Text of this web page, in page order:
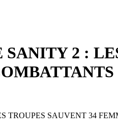
2 :
TROUPES SAUVENT 34